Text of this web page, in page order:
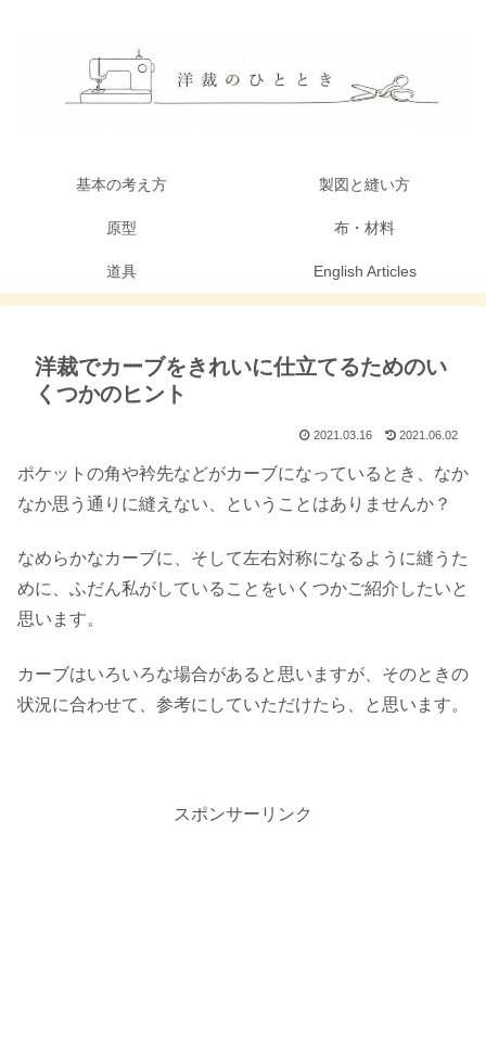
基本の考え方 製図と縫い方
原型 布・材料
道具 English Articles
洋裁でカーブをきれいに仕立てるためのい
くつかのヒント
2021.03.16 2021.06.02
ポケットの角や衿先などがカーブになっているとき、なか
なか思う通りに縫えない、ということはありませんか？
なめらかなカーブに、そして左右対称になるように縫うた
めに、ふだん私がしていることをいくつかご紹介したいと
思います。
カーブはいろいろな場合があると思いますが、そのときの
状況に合わせて、参考にしていただけたら、と思います。
スポンサーリンク